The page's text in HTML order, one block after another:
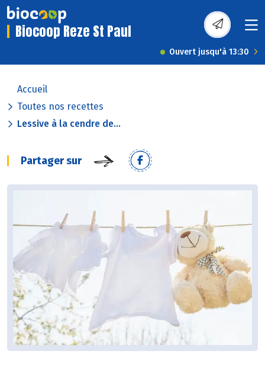
Biocoop Reze St Paul
Ouvert jusqu'à 13:30
Accueil
Toutes nos recettes
Lessive à la cendre de...
Partager sur